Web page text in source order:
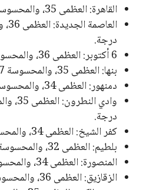
القاهرة: العظمى 35، والمحسوسة 37، الصغرى 23 درجة.
درجة.
6 أكتوبر: العظمى 36، والمحسوسة 38، الصغرى 22 درجة.
بنها: العظمى 35، والمحسوسة 37، الصغرى 22 درجة.
دمنهور: العظمى 34، والمحسوسة 36، الصغرى 22 درجة.
درجة.
كفر الشيخ: العظمى 34، والمحسوسة 36، الصغرى 22 درجة.
بلطيم: العظمى 32، والمحسوسة 35، الصغرى 25 درجة.
المنصورة: العظمى 34، والمحسوسة 36، الصغرى 24 درجة.
الزقازيق: العظمى 36، والمحسوسة 38، الصغرى 24 درجة.